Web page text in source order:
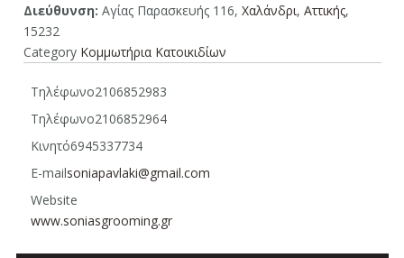
Διεύθυνση: Αγίας Παρασκευής 116, Χαλάνδρι, Aττικής,
15232
Category Κομμωτήρια Κατοικιδίων
Τηλέφωνο2106852983
Τηλέφωνο2106852964
Κινητό6945337734
E-mailsoniapavlaki@gmail.com
Website
www.soniasgrooming.gr